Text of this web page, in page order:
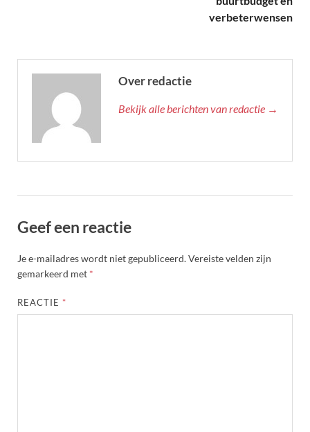
verbeterwensen
Over redactie
Bekijk alle berichten van redactie →
Geef een reactie
Je e-mailadres wordt niet gepubliceerd.Vereiste velden zijn
gemarkeerd met *
REACTIE *